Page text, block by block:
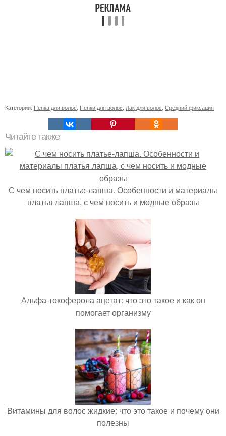
Категории: Пенка для волос Пенки для волос Лак для волос Средний фиксация
Читайте также
С чем носить платье-лапша. Особенности и материалы
платья лапша, с чем носить и модные образы
Альфа-токоферола ацетат: что это такое и как он
помогает организму
Витамины для волос жидкие: что это такое и почему они
полезны